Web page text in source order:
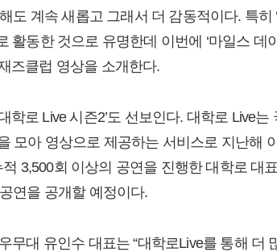
도 계속 새롭고 그래서 더 감동적이다. 특히
활동한 것으로 유명한데 이번에 ‘마일스 데
즈클럽 영상을 소개한다.
학로 Live 시즌2’도 선보인다. 대학로 Live
모아 영상으로 제공하는 서비스로 지난해
3,500회 이상의 공연을 진행한 대학로 대
연을 공개할 예정이다.
무대 유인수 대표는 “대학로Live를 통해 더